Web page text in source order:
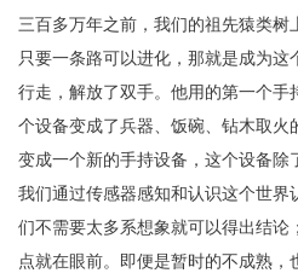
三百多万年之前，我们的祖先猿类
只要一条路可以进化，那就是成为
行走，解放了双手。他用的第一个
个设备变成了兵器、饭碗、钻木取
变成一个新的手持设备，这个设备除
我们通过传感器感知和认识这个世
们不需要太多系想象就可以得出结论
点就在眼前。即便是暂时的不成熟，